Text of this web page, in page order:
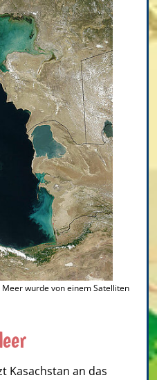
wurde von einem Satelliten
Kasachstan an das